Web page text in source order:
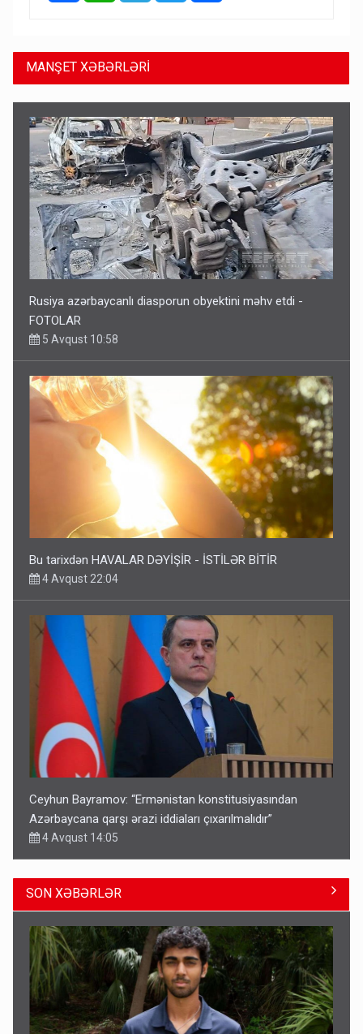
MANŞET XƏBƏRLƏRİ
Rusiya azərbaycanlı diasporun obyektini məhv etdi -
FOTOLAR
5 Avqust 10:58
Bu tarixdən HAVALAR DƏYİŞİR - İSTİLƏR BİTİR
4 Avqust 22:04
Ceyhun Bayramov: “Ermənistan konstitusiyasından
Azərbaycana qarşı ərazi iddiaları çıxarılmalıdır”
4 Avqust 14:05
SON XƏBƏRLƏR